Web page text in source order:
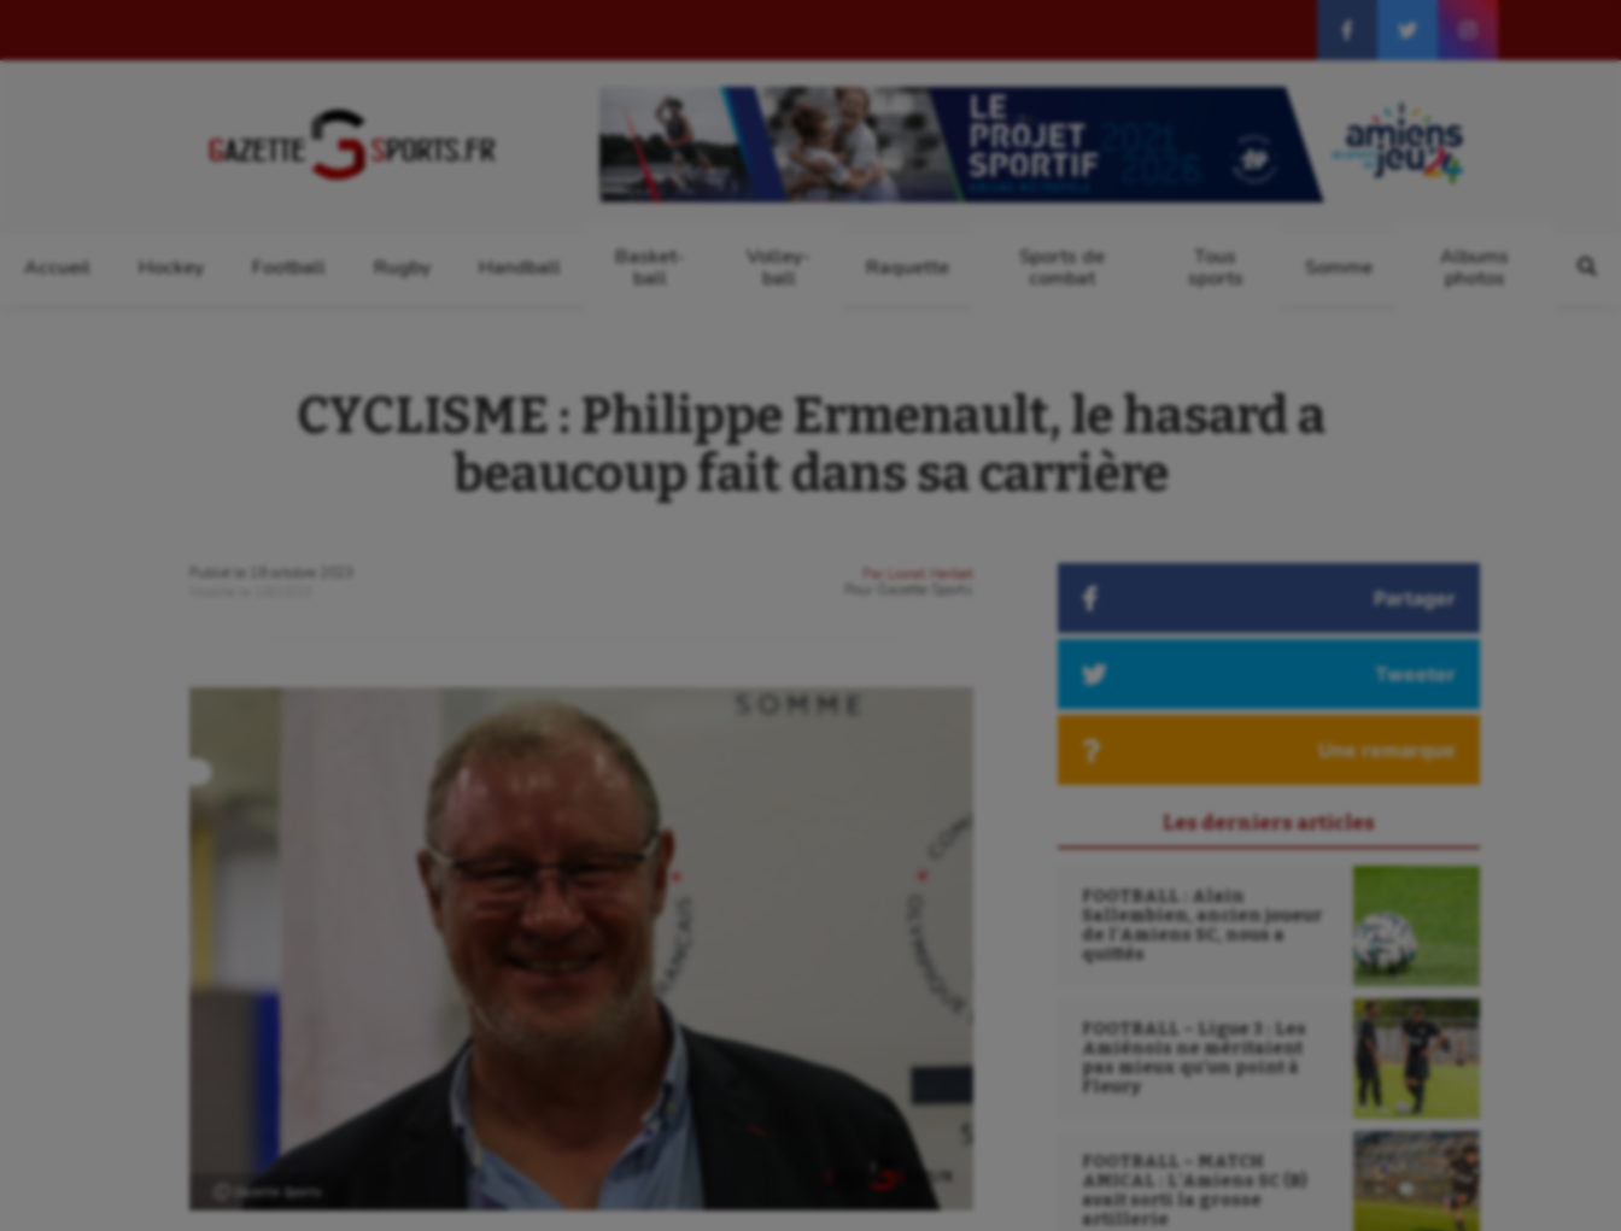
Accueil Hockey Football Rugby Handball
Basket-
ball
Volley-
ball
Raquette
Sports de
combat
Tous
sports
Somme
Albums
photos
CYCLISME : Philippe Ermenault, le hasard a
beaucoup fait dans sa carrière
Publié le
18 octobre 2023
Par
Lionel Herbet
Gazette Sports
Ⓒ Gazette Sports
Partager
Tweeter
Une remarque
Les derniers articles
FOOTBALL : Alain
Sallembien, ancien joueur
de l’Amiens SC, nous a
quittés
FOOTBALL – Ligue 3 : Les
Amiénois ne méritaient
pas mieux qu’un point à
Fleury
FOOTBALL – MATCH
AMICAL : L’Amiens SC (B)
avait sorti la grosse
artillerie